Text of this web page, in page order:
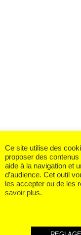
Ce site utilise des
proposer des contenus
aide à la navigation et
d’audience. Cet outil
les accepter ou de les
savoir plus.